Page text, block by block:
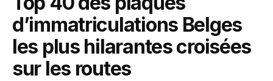
d’immatriculations Belges
les plus hilarantes croisées
sur les routes